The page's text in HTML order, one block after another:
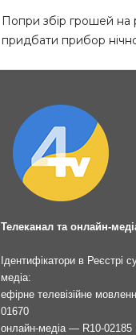
Попри збір грошей на
придбати прибор
Телеканал та онлайн-
Ідентифікатори в Реєстрі
медіа:
ефірне телевізійне
01670
онлайн-медіа — R10-02185